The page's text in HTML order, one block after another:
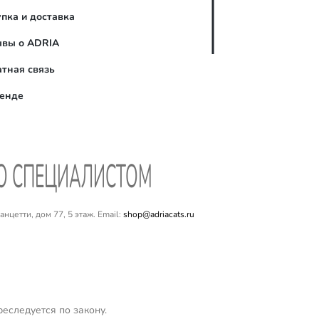
и доставка
о ADRIA
связь
СПЕЦИАЛИСТОМ
дом 77, 5 этаж. Email: shop@adriacats.ru
по закону.